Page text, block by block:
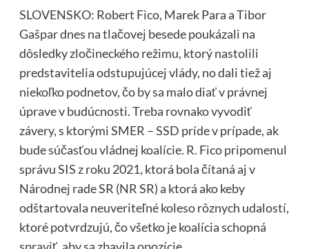
SLOVENSKO: Robert Fico, Marek Para a Tibor
Gašpar dnes na tlačovej besede poukázali na
dôsledky zločineckého režimu, ktorý nastolili
predstavitelia odstupujúcej vlády, no dali tiež aj
niekoľko podnetov, čo by sa malo diať v právnej
úprave v budúcnosti. Treba rovnako vyvodiť
závery, s ktorými SMER – SSD príde v prípade, ak
bude súčasťou vládnej koalície. R. Fico pripomenul
správu SIS z roku 2021, ktorá bola čítaná aj v
Národnej rade SR (NR SR) a ktorá ako keby
odštartovala neuveriteľné koleso rôznych udalostí,
ktoré potvrdzujú, čo všetko je koalícia schopná
spraviť, aby sa zbavila opozície.